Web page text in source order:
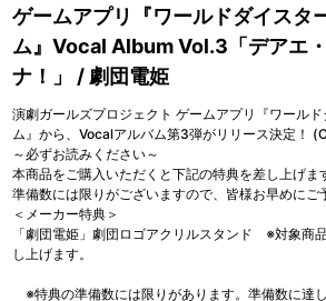
ゲームアプリ『ワールドダイスタ
ム』Vocal Album Vol.3「デアエ
ナ！」 / 劇団電姫
演劇ガールズプロジェクト ゲームアプリ『ワール
ム』から、Vocalアルバム第3弾がリリース決定！
～必ずお読みください～
本商品をご購入いただくと下記の特典を差し上げま
準備数には限りがございますので、皆様お早めにご
＜メーカー特典＞
「劇団電姫」劇団ロゴアクリルスタンド ※対象商
し上げます。
※特典の準備数には限りがあります。準備数に達